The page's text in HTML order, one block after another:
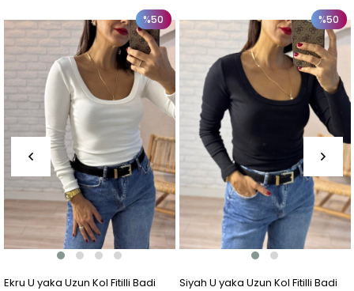
Ekru U yaka Uzun Kol Fitilli Badi
%50
Siyah U yaka Uzun Kol Fitilli Badi
%50